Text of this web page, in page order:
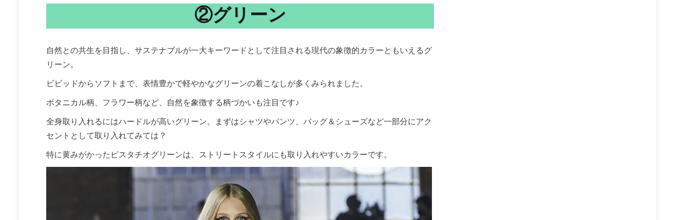
②グリーン
自然との共生を目指し、サステナブルが一大キーワードとして注目される現代の象徴的カラーともいえるグ
リーン。
ビビッドからソフトまで、表情豊かで軽やかなグリーンの着こなしが多くみられました。
ボタニカル柄、フラワー柄など、自然を象徴する柄づかいも注目です♪
全身取り入れるにはハードルが高いグリーン。まずはシャツやパンツ、バッグ＆シューズなど一部分にアク
セントとして取り入れてみては？
特に黄みがかったピスタチオグリーンは、ストリートスタイルにも取り入れやすいカラーです。